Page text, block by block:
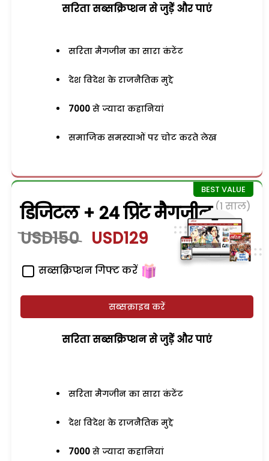
सरिता सब्सक्रिप्शन से जुड़ेें और पाएं
सरिता मैगजीन का सारा कंटेंट
देश विदेश के राजनैतिक मुद्दे
7000 से ज्यादा कहानियां
समाजिक समस्याओं पर चोट करते लेख
डिजिटल + 24 प्रिंट मैगजीन (1 साल)
USD150 USD129
सब्सक्रिप्शन गिफ्ट करें
सब्सक्राइब करें
सरिता सब्सक्रिप्शन से जुड़ेें और पाएं
सरिता मैगजीन का सारा कंटेंट
देश विदेश के राजनैतिक मुद्दे
7000 से ज्यादा कहानियां